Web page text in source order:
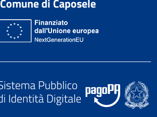
Comune di Caposele